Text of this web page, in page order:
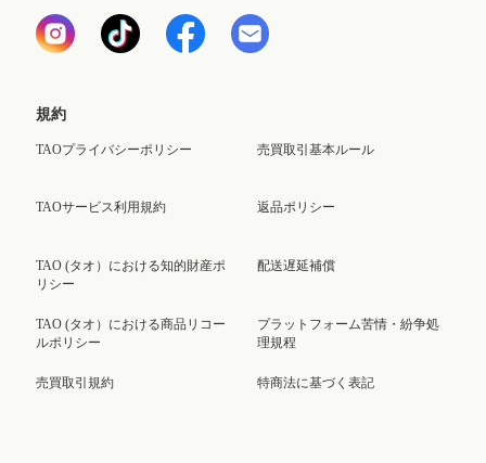
規約
TAOプライバシーポリシー
TAOサービス利用規約
TAO (タオ）における知的財産ポ
リシー
TAO (タオ）における商品リコー
ルポリシー
売買取引規約
売買取引基本ルール
返品ポリシー
配送遅延補償
プラットフォーム苦情・紛争処
理規程
特商法に基づく表記